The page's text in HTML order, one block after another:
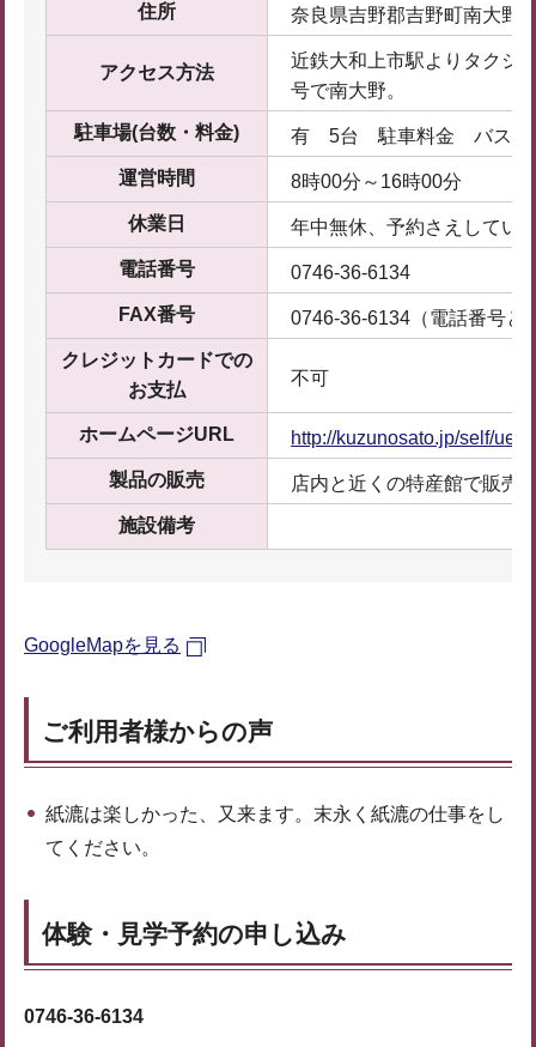
住所 奈良県吉野郡吉野町南大野
アクセス方法
近鉄大和上市駅よりタクシ
号で南大野。
駐車場(台数・料金) 有 5台 駐車料金 バス
運営時間 8時00分～16時00分
休業日 年中無休、予約さえしてい
電話番号 0746-36-6134
FAX番号 0746-36-6134（電話番号と
クレジットカードでの
お支払
不可
ホームページURL http://kuzunosato.jp/self/
製品の販売 店内と近くの特産館で販売
施設備考
GoogleMapを見る
ご利用者様からの声
紙漉は楽しかった、又来ます。末永く紙漉の仕事をし
てください。
体験・見学予約の申し込み
0746-36-6134